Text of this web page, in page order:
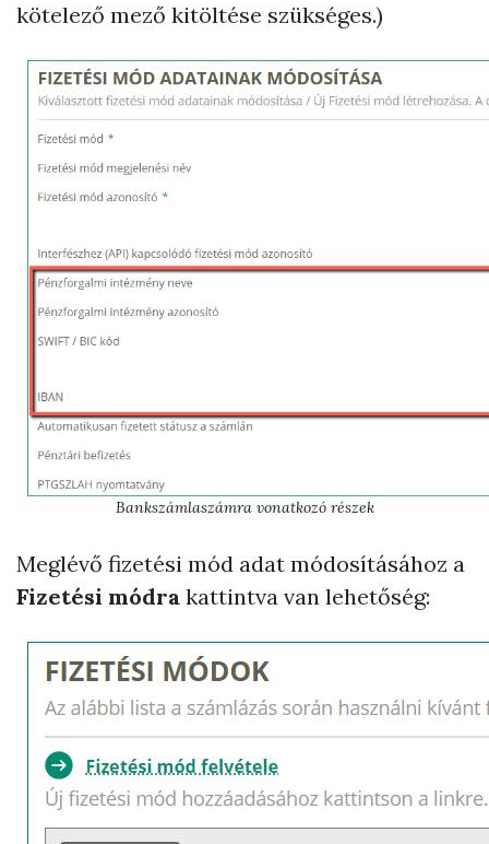
kötelező mező kitöltése szükséges.)
Bankszámlaszámra vonatkozó részek
Meglévő fizetési mód adat módosításához a
Fizetési módra kattintva van lehetőség: